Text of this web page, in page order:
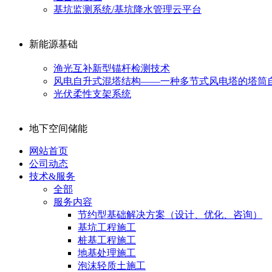
基坑监测系统/基坑降水管理云平台
新能源基础
渔光互补新型锚杆检测技术
风电自升式混塔结构——一种多节式风电塔的塔筒
光伏柔性支架系统
地下空间储能
网站首页
公司动态
技术&服务
全部
服务内容
节约型基础解决方案（设计、优化、咨询）
基坑工程施工
桩基工程施工
地基处理施工
泡沫轻质土施工